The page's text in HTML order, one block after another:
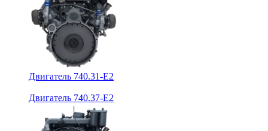
Двигатель 740.31-E2
Двигатель 740.37-E2